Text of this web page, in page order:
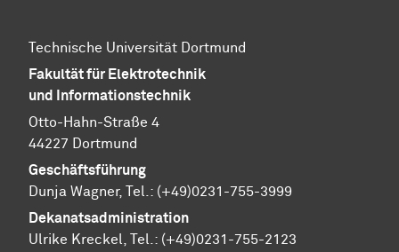
Technische Universität Dortmund
Fakultät für Elektrotechnik
und Informationstechnik
Otto-Hahn-Straße 4
44227 Dortmund
Geschäftsführung
Dunja Wagner, Tel.: (+49)0231-755-3999
Dekanatsadministration
Ulrike Kreckel, Tel.: (+49)0231-755-2123